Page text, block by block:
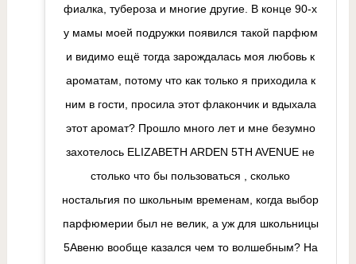
фиалка, тубероза и многие другие. В конце 90-х
у мамы моей подружки появился такой парфюм
и видимо ещё тогда зарождалась моя любовь к
ароматам, потому что как только я приходила к
ним в гости, просила этот флакончик и вдыхала
этот аромат? Прошло много лет и мне безумно
захотелось ELIZABETH ARDEN 5TH AVENUE не
столько что бы пользоваться , сколько
ностальгия по школьным временам, когда выбор
парфюмерии был не велик, а уж для школьницы
5Авеню вообще казался чем то волшебным? На